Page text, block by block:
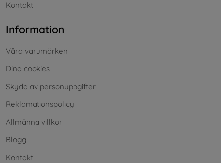
Kontakt
Information
Våra varumärken
Dina cookies
Skydd av personuppgifter
Reklamationspolicy
Allmänna villkor
Blogg
Kontakt